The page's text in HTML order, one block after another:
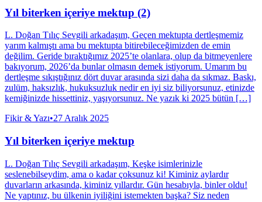
Yıl biterken içeriye mektup (2)
L. Doğan Tılıç Sevgili arkadaşım, Geçen mektupta dertleşmemiz
yarım kalmıştı ama bu mektupta bitirebileceğimizden de emin
değilim. Geride bıraktığımız 2025’te olanlara, olup da bitmeyenlere
bakıyorum, 2026’da bunlar olmasın demek istiyorum. Umarım bu
dertleşme sıkıştığınız dört duvar arasında sizi daha da sıkmaz. Baskı,
zulüm, haksızlık, hukuksuzluk nedir en iyi siz biliyorsunuz, etinizde
kemiğinizde hissettiniz, yaşıyorsunuz. Ne yazık ki 2025 bütün […]
Fikir & Yazı•27 Aralık 2025
Yıl biterken içeriye mektup
L. Doğan Tılıç Sevgili arkadaşım, Keşke isimlerinizle
seslenebilseydim, ama o kadar çoksunuz ki! Kiminiz aylardır
duvarların arkasında, kiminiz yıllardır. Gün hesabıyla, binler oldu!
Ne yaptınız, bu ülkenin iyiliğini istemekten başka? Siz neden